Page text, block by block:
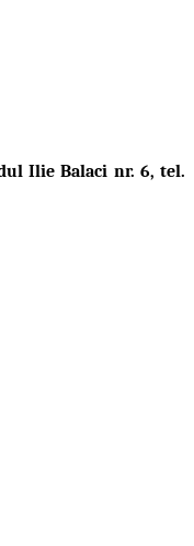
Ilie Balaci nr. 6, tel.